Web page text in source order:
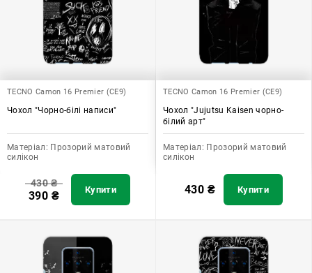
TECNO Camon 16 Premier (CE9)
Чохол "Чорно-білі написи"
Матеріал: Прозорий матовий
силікон
430₴
390 ₴ Купити
TECNO Camon 16 Premier (CE9)
Чохол "Jujutsu Kaisen чорно-
білий арт"
Матеріал: Прозорий матовий
силікон
430 ₴ Купити